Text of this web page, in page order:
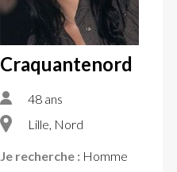
Craquantenord
48 ans
Lille, Nord
Je recherche : Homme